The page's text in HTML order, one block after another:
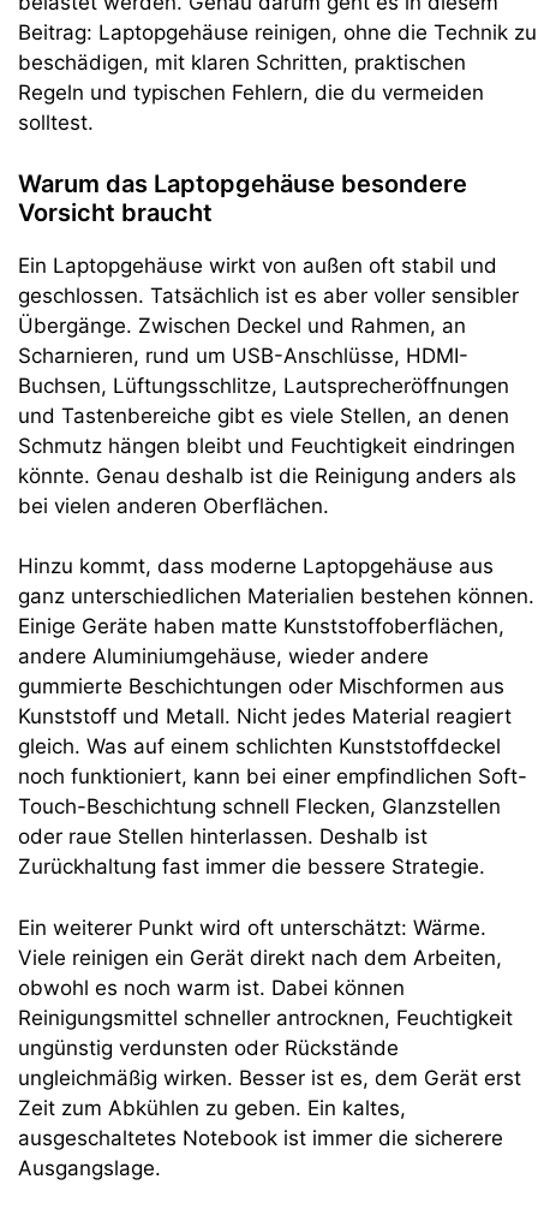
Beitrag: Laptopgehäuse reinigen, ohne die Technik zu
beschädigen, mit klaren Schritten, praktischen
Regeln und typischen Fehlern, die du vermeiden
solltest.
Warum das Laptopgehäuse besondere
Vorsicht braucht
Ein Laptopgehäuse wirkt von außen oft stabil und
geschlossen. Tatsächlich ist es aber voller sensibler
Übergänge. Zwischen Deckel und Rahmen, an
Scharnieren, rund um USB-Anschlüsse, HDMI-
Buchsen, Lüftungsschlitze, Lautsprecheröffnungen
und Tastenbereiche gibt es viele Stellen, an denen
Schmutz hängen bleibt und Feuchtigkeit eindringen
könnte. Genau deshalb ist die Reinigung anders als
bei vielen anderen Oberflächen.
Hinzu kommt, dass moderne Laptopgehäuse aus
ganz unterschiedlichen Materialien bestehen können.
Einige Geräte haben matte Kunststoffoberflächen,
andere Aluminiumgehäuse, wieder andere
gummierte Beschichtungen oder Mischformen aus
Kunststoff und Metall. Nicht jedes Material reagiert
gleich. Was auf einem schlichten Kunststoffdeckel
noch funktioniert, kann bei einer empfindlichen Soft-
Touch-Beschichtung schnell Flecken, Glanzstellen
oder raue Stellen hinterlassen. Deshalb ist
Zurückhaltung fast immer die bessere Strategie.
Ein weiterer Punkt wird oft unterschätzt: Wärme.
Viele reinigen ein Gerät direkt nach dem Arbeiten,
obwohl es noch warm ist. Dabei können
Reinigungsmittel schneller antrocknen, Feuchtigkeit
ungünstig verdunsten oder Rückstände
ungleichmäßig wirken. Besser ist es, dem Gerät erst
Zeit zum Abkühlen zu geben. Ein kaltes,
ausgeschaltetes Notebook ist immer die sicherere
Ausgangslage.